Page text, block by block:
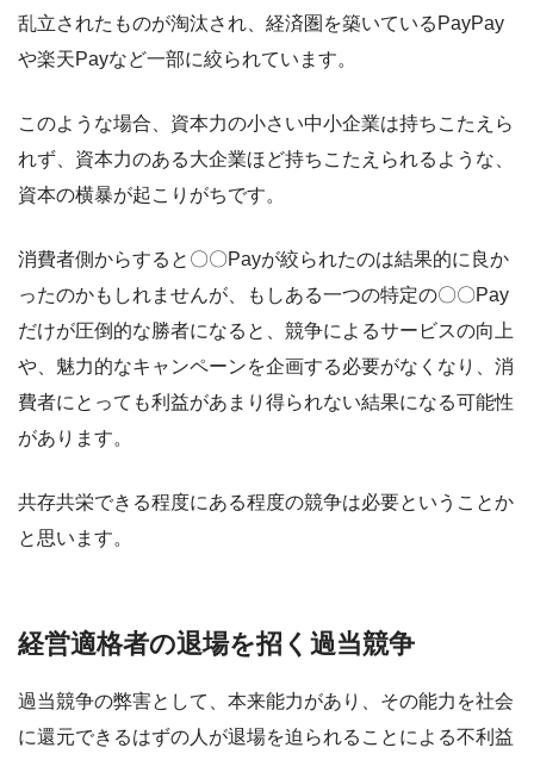
乱立されたものが淘汰され、経済圏を築いているPayPay
や楽天Payなど一部に絞られています。
このような場合、資本力の小さい中小企業は持ちこたえら
れず、資本力のある大企業ほど持ちこたえられるような、
資本の横暴が起こりがちです。
消費者側からすると〇〇Payが絞られたのは結果的に良か
ったのかもしれませんが、もしある一つの特定の〇〇Pay
だけが圧倒的な勝者になると、競争によるサービスの向上
や、魅力的なキャンペーンを企画する必要がなくなり、消
費者にとっても利益があまり得られない結果になる可能性
があります。
共存共栄できる程度にある程度の競争は必要ということか
と思います。
経営適格者の退場を招く過当競争
過当競争の弊害として、本来能力があり、その能力を社会
に還元できるはずの人が退場を迫られることによる不利益